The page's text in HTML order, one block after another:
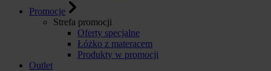
Promocje
Strefa promocji
Oferty specjalne
Łóżko z materacem
Produkty w promocji
Outlet